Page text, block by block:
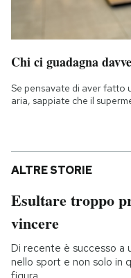
Chi ci guadagna
Se pensavate di aver fatto
aria, sappiate che il
ALTRE STORIE
Esultare troppo
vincere
Di recente è successo a
nello sport e non solo in